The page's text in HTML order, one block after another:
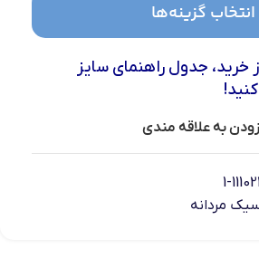
انتخاب گزینه‌ها
خرید، جدول راهنمای سایز
به علاقه مندی
مردانه